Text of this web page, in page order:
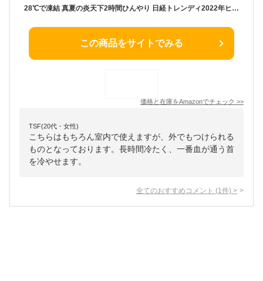
28℃で凍結 真夏の炎天下2時間ひんやり 日経トレンディ2022年ヒットランキング総合3位 コジット COOLOOP アイスネックリング ブルーM
この商品をサイトでみる
価格と在庫をAmazonでチェック >>
TSF(20代・女性)
こちらはもちろん室内で使えますが、外でもつけられる
ものとなっております。長時間冷たく、一番血が通う首
を冷やせます。
全てのおすすめコメント (1 件) >